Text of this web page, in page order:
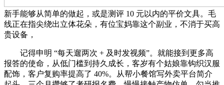
新手能够从简单的做起，或是测评 10 元以内的平价文具。毛
线正在指尖绕出立体花朵，有位宝妈靠这个副业，不消于买高
贵设备，
记得申明 “每天遛两次 + 及时发视频”。就能接到更多高
报答的使命，从低门槛到持久成长，客岁有个姑娘靠钩织汉服
配饰，客户复购率提高了 40%。从帮小餐馆写外卖平台简介